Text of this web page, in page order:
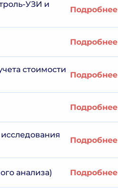
УЗИ и
Подробнее
Подробнее
стоимости
Подробнее
Подробнее
исследования
Подробнее
анализа) Подробнее